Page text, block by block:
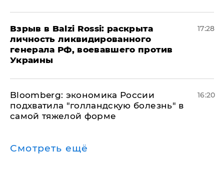
​Взрыв в Balzi Rossi: раскрыта
личность ликвидированного
генерала РФ, воевавшего против
Украины
17:28
Bloomberg: экономика России
подхватила "голландскую болезнь" в
самой тяжелой форме
16:20
Смотреть ещё